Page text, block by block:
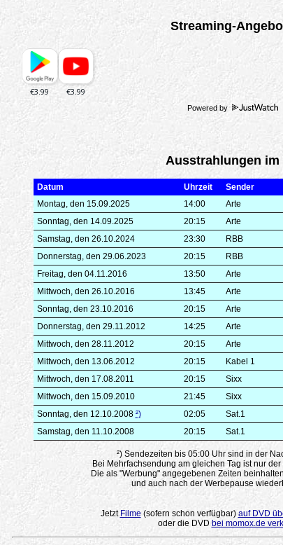
Streaming-
Powered by
Ausstrahlungen im
Datum Uhrzeit Sender
Montag, den 15.09.2025
14:00 Arte
Sonntag, den 14.09.2025
20:15 Arte
Samstag, den 26.10.2024
23:30 RBB
Donnerstag, den 29.06.2023
20:15 RBB
Freitag, den 04.11.2016
13:50 Arte
Mittwoch, den 26.10.2016
13:45 Arte
Sonntag, den 23.10.2016
20:15 Arte
Donnerstag, den 29.11.2012
14:25 Arte
Mittwoch, den 28.11.2012
20:15 Arte
Mittwoch, den 13.06.2012
20:15 Kabel 1
Mittwoch, den 17.08.2011
20:15 Sixx
Mittwoch, den 15.09.2010
21:45 Sixx
Sonntag, den 12.10.2008 ²) 02:05 Sat.1
Samstag, den 11.10.2008
20:15 Sat.1
²) Sendezeiten bis 05:00 Uhr sind in der
Bei Mehrfachsendung am gleichen Tag ist nur der
Die als "Werbung" angegebenen Zeiten
und auch nach der Werbepause
Jetzt Filme(sofern schon verfügbar)auf DVD
oder die DVD bei momox.de